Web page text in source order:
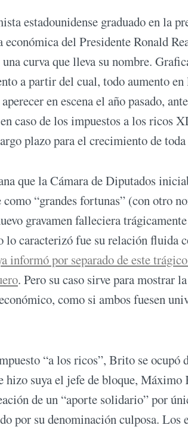
estadounidense graduado en la
del Presidente Ronald
curva que lleva su nombre.
a partir del cual, todo aumento
en escena el año pasado,
caso de los impuestos a los ricos
plazo para el crecimiento de
que la Cámara de Diputados
“grandes fortunas” (con otro
gravamen falleciera
caracterizó fue su relación fluida
informó por separado de este
. Pero su caso sirve para mostrar
como si ambos fuesen
“a los ricos”, Brito se ocupó
suya el jefe de bloque,
de un “aporte solidario” por
por su denominación culposa. Los